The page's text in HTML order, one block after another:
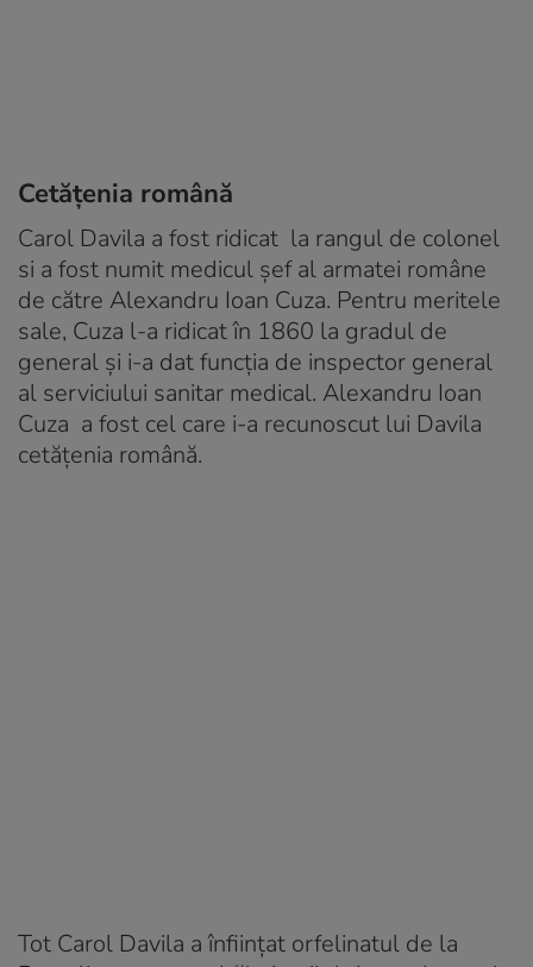
Cetățenia română
Carol Davila a fost ridicat la rangul de colonel
si a fost numit medicul şef al armatei române
de către Alexandru Ioan Cuza. Pentru meritele
sale, Cuza l-a ridicat în 1860 la gradul de
general şi i-a dat funcţia de inspector general
al serviciului sanitar medical. Alexandru Ioan
Cuza a fost cel care i-a recunoscut lui Davila
cetăţenia română.
Tot Carol Davila a înfiinţat orfelinatul de la